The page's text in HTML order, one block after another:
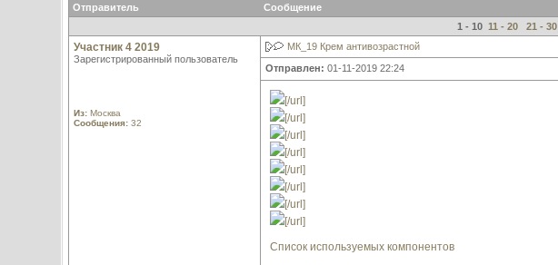
Отправитель
Сообщение
1 - 10 11 - 20 21 - 30
Участник 4 2019
Зарегистрированный пользователь
Из:Москва
Сообщения:32
МК_19 Крем антивозрастной
Отправлен: 01-11-2019 22:24
[/url]
[/url]
[/url]
[/url]
[/url]
[/url]
[/url]
[/url]
Список используемых компонентов